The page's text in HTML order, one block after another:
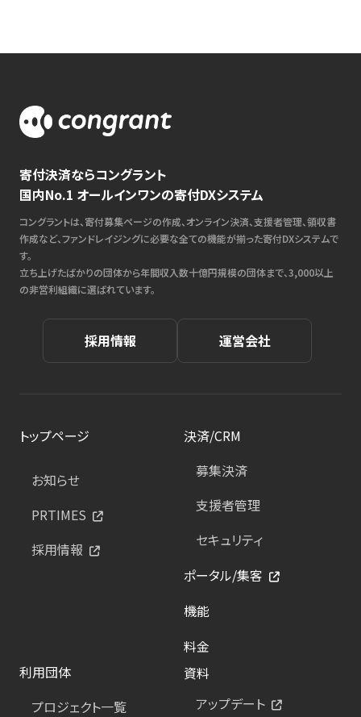
寄付決済ならコングラント
国内No.1 オールインワンの寄付DXシステム
コングラントは、寄付募集ページの作成、オンライン決済、支援者管理、領収書
作成など、ファンドレイジングに必要な全ての機能が揃った寄付DXシステムで
す。
立ち上げたばかりの団体から年間収入数十億円規模の団体まで、3,000以上
の非営利組織に選ばれています。
採用情報 運営会社
トップページ
お知らせ
PRTIMES
採用情報
決済/CRM
募集決済
支援者管理
セキュリティ
ポータル/集客
機能
料金
利用団体
プロジェクト一覧
資料
アップデート